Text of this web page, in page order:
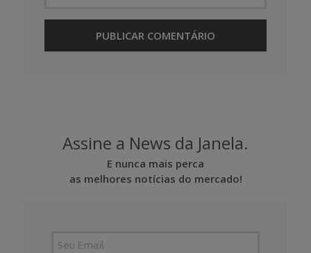
Assine a News da Janela.
E nunca mais perca
as melhores notícias do mercado!